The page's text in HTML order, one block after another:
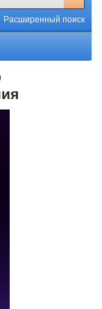
Расширенный поиск